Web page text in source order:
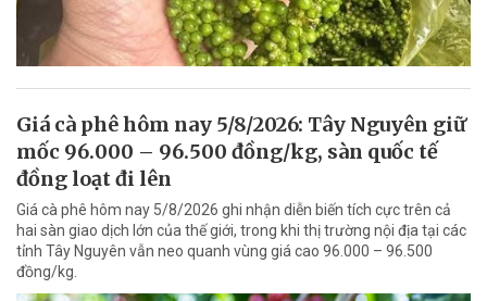
Giá cà phê hôm nay 5/8/2026: Tây Nguyên giữ
mốc 96.000 – 96.500 đồng/kg, sàn quốc tế
đồng loạt đi lên
Giá cà phê hôm nay 5/8/2026 ghi nhận diễn biến tích cực trên cả
hai sàn giao dịch lớn của thế giới, trong khi thị trường nội địa tại các
tỉnh Tây Nguyên vẫn neo quanh vùng giá cao 96.000 – 96.500
đồng/kg.